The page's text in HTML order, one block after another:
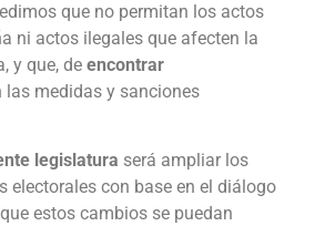
que no permitan los actos
ni actos ilegales que afecten la
y que, de encontrar
las medidas y sanciones
legislatura será ampliar los
electorales con base en el diálogo
estos cambios se puedan